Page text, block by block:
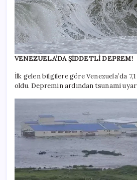
VENEZUELA’DA ŞİDDETLİ DEPREM!
İlk gelen bilgilere göre Venezuela’da
oldu. Depremin ardından tsunami